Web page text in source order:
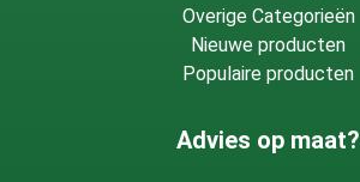
Overige Categorieën
Nieuwe producten
Populaire producten
Advies op maat?